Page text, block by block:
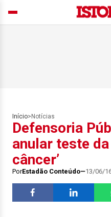
Início> Notícias
Defensoria
anular teste da
câncer’
PorEstadão Conteúdo 13/06/